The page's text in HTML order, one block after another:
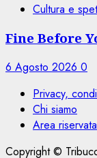
Cultura e
Fine Before
6 Agosto 2026 0
Privacy,
Chi siamo
Area riservata
Copyright ©